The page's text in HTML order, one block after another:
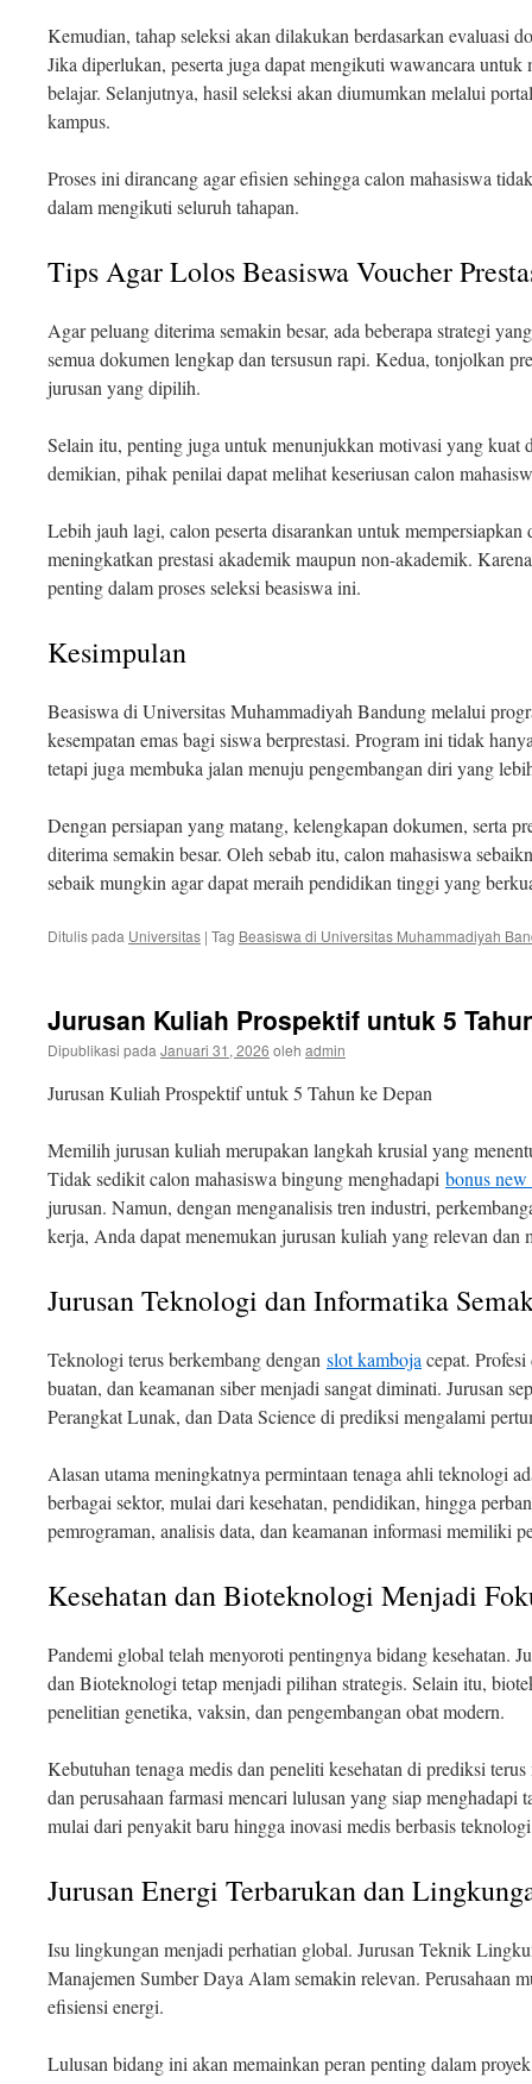
Kemudian, tahap seleksi akan dilakukan berdasarkan evaluasi
Jika diperlukan, peserta juga dapat mengikuti wawancara
belajar. Selanjutnya, hasil seleksi akan diumumkan melalui
kampus.
Proses ini dirancang agar efisien sehingga calon mahasiswa
dalam mengikuti seluruh tahapan.
Tips Agar Lolos Beasiswa Voucher
Agar peluang diterima semakin besar, ada beberapa strategi
semua dokumen lengkap dan tersusun rapi. Kedua, tonjolkan
jurusan yang dipilih.
Selain itu, penting juga untuk menunjukkan motivasi yang kuat
demikian, pihak penilai dapat melihat keseriusan calon
Lebih jauh lagi, calon peserta disarankan untuk
meningkatkan prestasi akademik maupun non-akademik.
penting dalam proses seleksi beasiswa ini.
Kesimpulan
Beasiswa di Universitas Muhammadiyah Bandung melalui
kesempatan emas bagi siswa berprestasi. Program ini tidak
tetapi juga membuka jalan menuju pengembangan diri yang
Dengan persiapan yang matang, kelengkapan dokumen, serta
diterima semakin besar. Oleh sebab itu, calon mahasiswa
sebaik mungkin agar dapat meraih pendidikan tinggi yang
Ditulis pada Universitas | Tag Beasiswa di Universitas Muhammadiyah
Jurusan Kuliah Prospektif untuk 5
Dipublikasi pada Januari 31, 2026 oleh admin
Jurusan Kuliah Prospektif untuk 5 Tahun ke Depan
Memilih jurusan kuliah merupakan langkah krusial yang
Tidak sedikit calon mahasiswa bingung menghadapi bonus
jurusan. Namun, dengan menganalisis tren industri,
kerja, Anda dapat menemukan jurusan kuliah yang relevan dan
Jurusan Teknologi dan Informatika
Teknologi terus berkembang dengan slot kamboja cepat.
buatan, dan keamanan siber menjadi sangat diminati. Jurusan
Perangkat Lunak, dan Data Science di prediksi mengalami
Alasan utama meningkatnya permintaan tenaga ahli teknologi
berbagai sektor, mulai dari kesehatan, pendidikan, hingga
pemrograman, analisis data, dan keamanan informasi memiliki
Kesehatan dan Bioteknologi Menjadi
Pandemi global telah menyoroti pentingnya bidang kesehatan.
dan Bioteknologi tetap menjadi pilihan strategis. Selain itu,
penelitian genetika, vaksin, dan pengembangan obat modern.
Kebutuhan tenaga medis dan peneliti kesehatan di prediksi
dan perusahaan farmasi mencari lulusan yang siap menghadapi
mulai dari penyakit baru hingga inovasi medis berbasis
Jurusan Energi Terbarukan dan
Isu lingkungan menjadi perhatian global. Jurusan Teknik
Manajemen Sumber Daya Alam semakin relevan. Perusahaan
efisiensi energi.
Lulusan bidang ini akan memainkan peran penting dalam